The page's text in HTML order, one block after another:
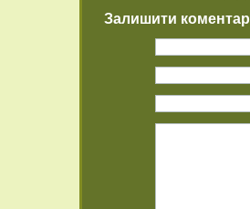
Залишити коментар